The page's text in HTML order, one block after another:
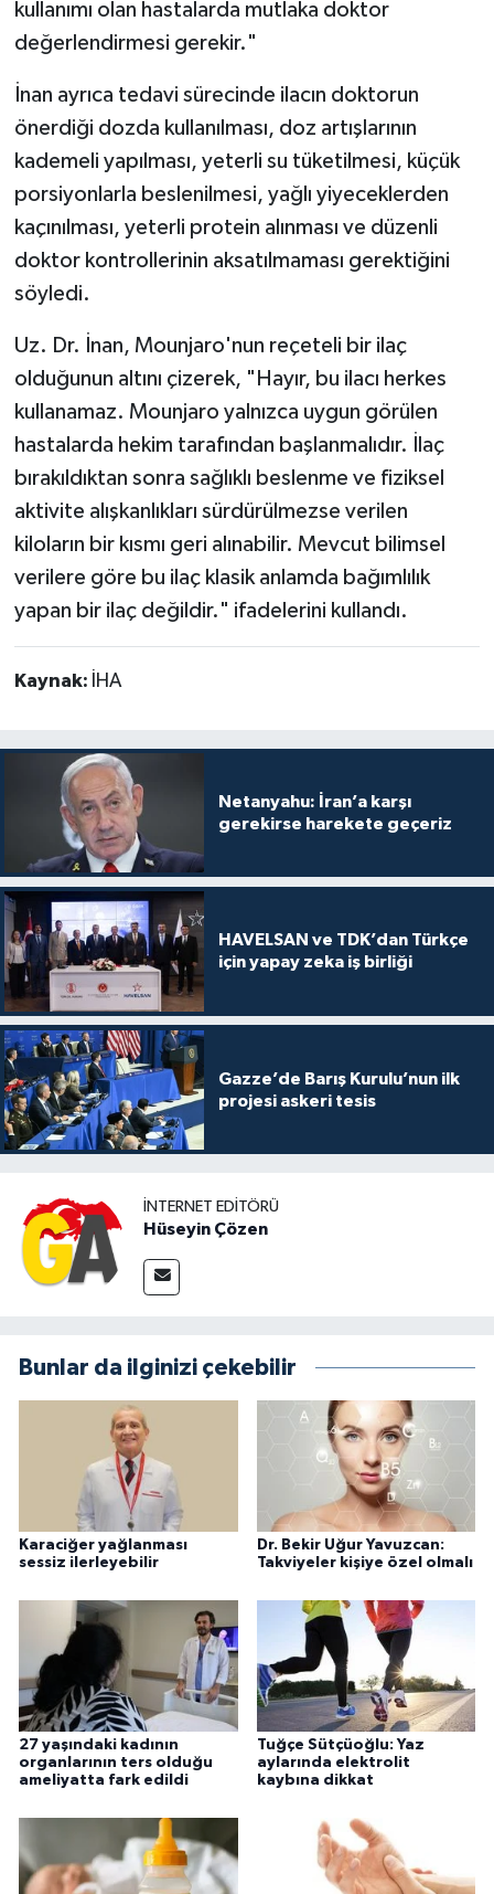
kullanımı olan hastalarda mutlaka doktor
değerlendirmesi gerekir."
İnan ayrıca tedavi sürecinde ilacın doktorun
önerdiği dozda kullanılması, doz artışlarının
kademeli yapılması, yeterli su tüketilmesi, küçük
porsiyonlarla beslenilmesi, yağlı yiyeceklerden
kaçınılması, yeterli protein alınması ve düzenli
doktor kontrollerinin aksatılmaması gerektiğini
söyledi.
Uz. Dr. İnan, Mounjaro'nun reçeteli bir ilaç
olduğunun altını çizerek, "Hayır, bu ilacı herkes
kullanamaz. Mounjaro yalnızca uygun görülen
hastalarda hekim tarafından başlanmalıdır. İlaç
bırakıldıktan sonra sağlıklı beslenme ve fiziksel
aktivite alışkanlıkları sürdürülmezse verilen
kiloların bir kısmı geri alınabilir. Mevcut bilimsel
verilere göre bu ilaç klasik anlamda bağımlılık
yapan bir ilaç değildir." ifadelerini kullandı.
Kaynak: İHA
Netanyahu: İran’a karşı
gerekirse harekete geçeriz
HAVELSAN ve TDK’dan Türkçe
için yapay zeka iş birliği
Gazze’de Barış Kurulu’nun ilk
projesi askeri tesis
İNTERNET EDITÖRÜ
Hüseyin Çözen
Bunlar da ilginizi çekebilir
Karaciğer yağlanması
sessiz ilerleyebilir
Dr. Bekir Uğur Yavuzcan:
Takviyeler kişiye özel olmalı
27 yaşındaki kadının
organlarının ters olduğu
ameliyatta fark edildi
Tuğçe Sütçüoğlu: Yaz
aylarında elektrolit
kaybına dikkat